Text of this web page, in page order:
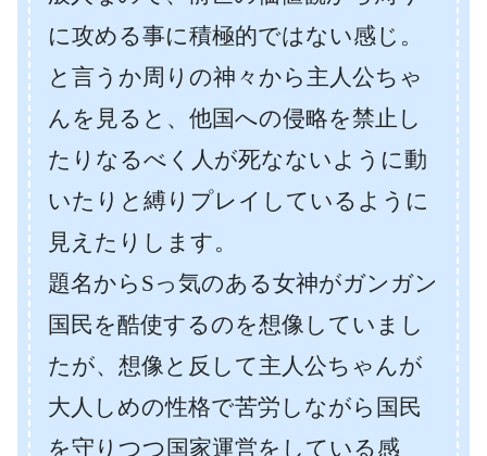
に攻める事に積極的ではない感じ。
と言うか周りの神々から主人公ちゃ
んを見ると、他国への侵略を禁止し
たりなるべく人が死なないように動
いたりと縛りプレイしているように
見えたりします。
題名からSっ気のある女神がガンガン
国民を酷使するのを想像していまし
たが、想像と反して主人公ちゃんが
大人しめの性格で苦労しながら国民
を守りつつ国家運営をしている感